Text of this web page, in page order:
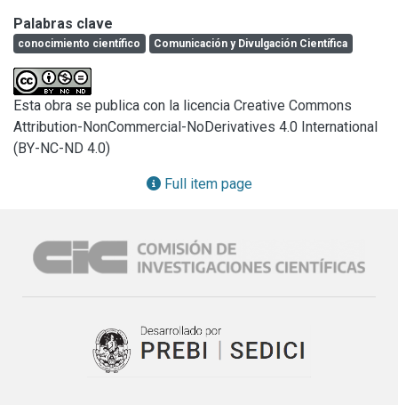
forma adecuada a quienquiera que deba recibir esta
información. De esta manera, el problema asciende a un
nuevo nivel, si a las dificultades de transmitir un mensaje y
los problemas de su construcción sumamos el tipo de
contenido que queremos transmitir. La situación ya no
involucra sólo aquello que queremos transmitir sino
también qué es lo que queremos transmitir y de qué forma
lo haremos. Este nuevo reconocimiento expone una
complejas.
Es una realidad que, dependiendo del contenido del
cualquier parte conformante de este proceso tiene
características propias y puede generar un estudio en sí
mismo. En este caso nos ocuparemos, principalmente, de
Palabras clave
conocimiento científico Comunicación y Divulgación Científica
Esta obra se publica con la licencia Creative Commons
Attribution-NonCommercial-NoDerivatives 4.0 International
(BY-NC-ND 4.0)
Full item page